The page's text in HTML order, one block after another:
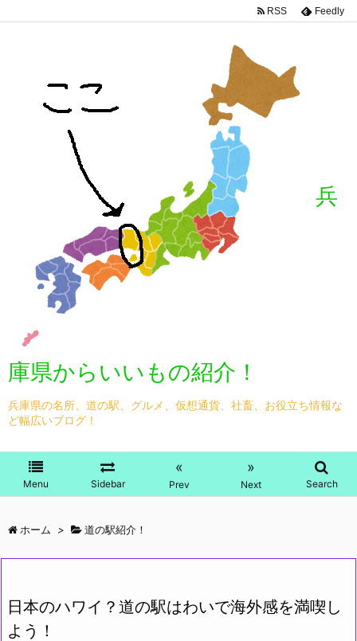
兵
庫県からいいもの紹介！
兵庫県の名所、道の駅、グルメ、仮想通貨、社畜、お役立ち情報な
ど幅広いブログ！
Menu Sidebar
«
Prev
»
Next Search
RSS Feedly
ホーム > 道の駅紹介！
日本のハワイ？道の駅はわいで海外感を満喫し
よう！